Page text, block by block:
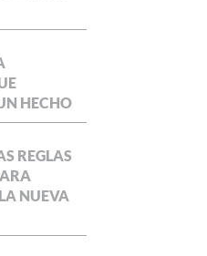
HECHO
REGLAS
NUEVA